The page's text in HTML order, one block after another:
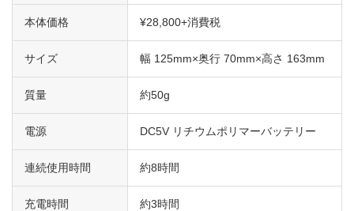
本体価格 ¥28,800+消費税
サイズ 幅 125mm×奥行 70mm×高さ 163mm
質量 約50g
電源 DC5V リチウムポリマーバッテリー
連続使用時間 約8時間
充電時間 約3時間